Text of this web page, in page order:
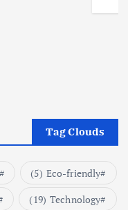
Tag Clouds
Eco-friendly
(5)
Technology
(19)